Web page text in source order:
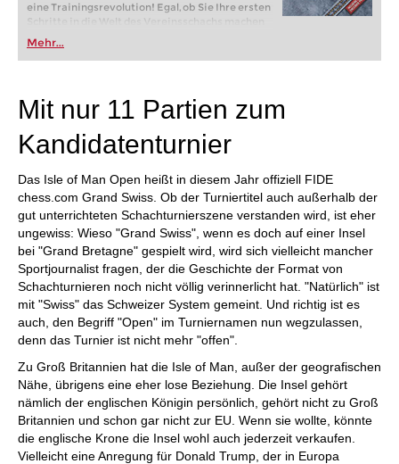
eine Trainingsrevolution! Egal, ob Sie Ihre ersten
Schritte in die Welt des Vereinsschachs machen
oder bereits auf Turnierniveau spielen: Mit
FRITZ trainieren Sie effizienter, intelligenter und
individueller als je zuvor.
Mehr...
Mit nur 11 Partien zum
Kandidatenturnier
Das Isle of Man Open heißt in diesem Jahr offiziell FIDE
chess.com Grand Swiss. Ob der Turniertitel auch außerhalb der
gut unterrichteten Schachturnierszene verstanden wird, ist eher
ungewiss: Wieso "Grand Swiss", wenn es doch auf einer Insel
bei "Grand Bretagne" gespielt wird, wird sich vielleicht mancher
Sportjournalist fragen, der die Geschichte der Format von
Schachturnieren noch nicht völlig verinnerlicht hat. "Natürlich" ist
mit "Swiss" das Schweizer System gemeint. Und richtig ist es
auch, den Begriff "Open" im Turniernamen nun wegzulassen,
denn das Turnier ist nicht mehr "offen".
Zu Groß Britannien hat die Isle of Man, außer der geografischen
Nähe, übrigens eine eher lose Beziehung. Die Insel gehört
nämlich der englischen Königin persönlich, gehört nicht zu Groß
Britannien und schon gar nicht zur EU. Wenn sie wollte, könnte
die englische Krone die Insel wohl auch jederzeit verkaufen.
Vielleicht eine Anregung für Donald Trump, der in Europa